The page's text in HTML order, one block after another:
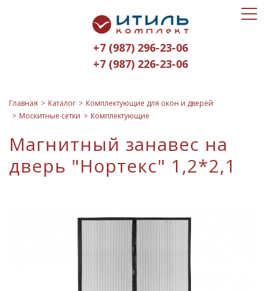
Итиль-
Комплект
logo
+7 (987) 296-23-06
+7 (987) 226-23-06
Toggle
Главная Каталог
Комплектующие для окон и дверей
Москитные сетки
Комплектующие
Магнитный занавес на
дверь "Нортекс" 1,2*2,1